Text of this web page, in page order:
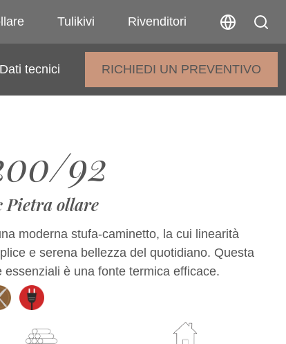
Tulikivi Rivenditori
Dati tecnici RICHIEDI UN PREVENTIVO
92
Pietra ollare
moderna stufa-caminetto, la cui linearità
e serena bellezza del quotidiano. Questa
essenziali è una fonte termica efficace.